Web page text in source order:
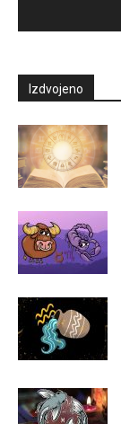
Izdvojeno